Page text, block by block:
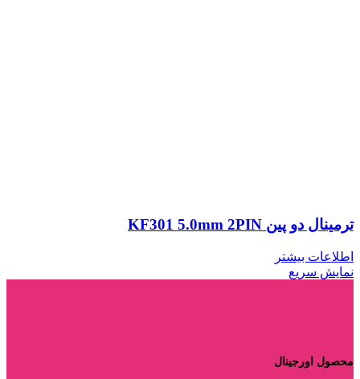
ترمینال دو پین KF301 5.0mm 2PIN
اطلاعات بیشتر
نمایش سریع
محصول اورجینال